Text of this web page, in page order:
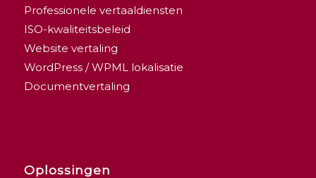
Professionele vertaaldiensten
ISO-kwaliteitsbeleid
Website vertaling
WordPress / WPML lokalisatie
Documentvertaling
Oplossingen